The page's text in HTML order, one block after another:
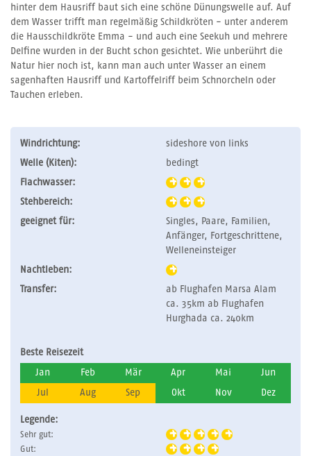
hinter dem Hausriff baut sich eine schöne Dünungswelle auf. Auf
dem Wasser trifft man regelmäßig Schildkröten - unter anderem
die Hausschildkröte Emma - und auch eine Seekuh und mehrere
Delfine wurden in der Bucht schon gesichtet. Wie unberührt die
Natur hier noch ist, kann man auch unter Wasser an einem
sagenhaften Hausriff und Kartoffelriff beim Schnorcheln oder
Tauchen erleben.
Windrichtung:
sideshore von links
Welle (Kiten):
bedingt
Flachwasser:
Stehbereich:
geeignet für:
Singles, Paare, Familien,
Anfänger, Fortgeschrittene,
Welleneinsteiger
Nachtleben:
Transfer:
ab Flughafen Marsa Alam
ca. 35km ab Flughafen
Hurghada ca. 240km
Beste Reisezeit
Jan Feb Mär Apr Mai Jun
Jul Aug Sep Okt Nov Dez
Legende:
Sehr gut:
Gut: